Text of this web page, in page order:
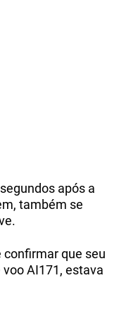
após a
também se
que seu
AI171, estava